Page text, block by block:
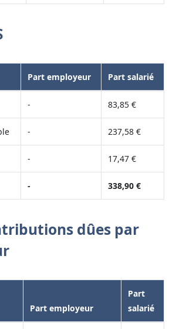
Part employeur Part salarié
- 83,85 €
- 237,58 €
- 17,47 €
- 338,90 €
dûes par
Part employeur
Part
salarié